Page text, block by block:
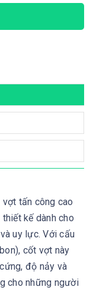
tấn công cao
kế dành cho
uy lực. Với cấu
cốt vợt này
độ nảy và
cho những người